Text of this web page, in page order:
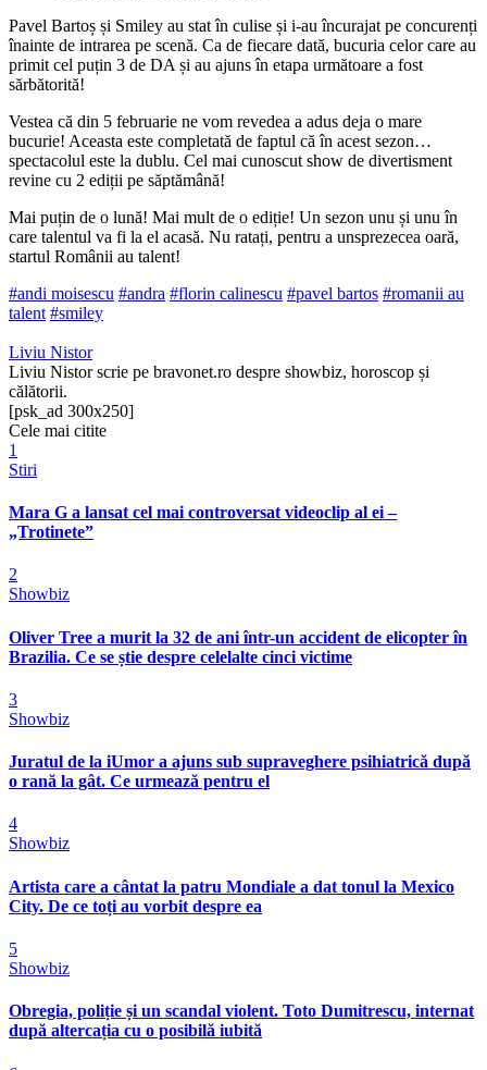
Pavel Bartoș și Smiley au stat în culise și i-au încurajat pe concurenți
înainte de intrarea pe scenă. Ca de fiecare dată, bucuria celor care au
primit cel puțin 3 de DA și au ajuns în etapa următoare a fost
sărbătorită!
Vestea că din 5 februarie ne vom revedea a adus deja o mare
bucurie! Aceasta este completată de faptul că în acest sezon…
spectacolul este la dublu. Cel mai cunoscut show de divertisment
revine cu 2 ediții pe săptămână!
Mai puțin de o lună! Mai mult de o ediție! Un sezon unu și unu în
care talentul va fi la el acasă. Nu ratați, pentru a unsprezecea oară,
startul Românii au talent!
#andi moisescu #andra #florin calinescu #pavel bartos #romanii au
talent #smiley
Liviu Nistor
Liviu Nistor scrie pe bravonet.ro despre showbiz, horoscop și
călătorii.
[psk_ad 300x250]
Cele mai citite
1
Stiri
Mara G a lansat cel mai controversat videoclip al ei –
„Trotinete”
2
Showbiz
Oliver Tree a murit la 32 de ani într-un accident de elicopter în
Brazilia. Ce se știe despre celelalte cinci victime
3
Showbiz
Juratul de la iUmor a ajuns sub supraveghere psihiatrică după
o rană la gât. Ce urmează pentru el
4
Showbiz
Artista care a cântat la patru Mondiale a dat tonul la Mexico
City. De ce toți au vorbit despre ea
5
Showbiz
Obregia, poliție și un scandal violent. Toto Dumitrescu, internat
după altercația cu o posibilă iubită